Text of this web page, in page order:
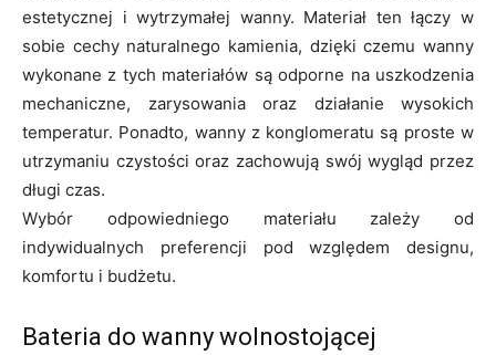
estetycznej i wytrzymałej wanny. Materiał ten łączy w
sobie cechy naturalnego kamienia, dzięki czemu wanny
wykonane z tych materiałów są odporne na uszkodzenia
mechaniczne, zarysowania oraz działanie wysokich
temperatur. Ponadto, wanny z konglomeratu są proste w
utrzymaniu czystości oraz zachowują swój wygląd przez
długi czas.
Wybór odpowiedniego materiału zależy od
indywidualnych preferencji pod względem designu,
komfortu i budżetu.
Bateria do wanny wolnostojącej